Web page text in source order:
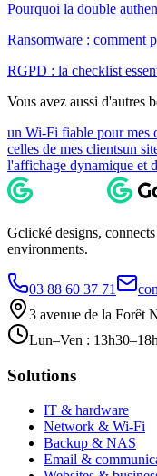
Pourquoi la double
Ransomware : comment
RGPD : la checklist
Vous avez aussi d'autres
un Wi-Fi fiable pour mes
celles de mes clientsun
l'affichage dynamique et
Gclické designs,
environments.
03 88 60 37 71
3 avenue de la Forêt
Lun–Ven :
Solutions
IT & hardware
Network & Wi-Fi
Backup & NAS
Email &